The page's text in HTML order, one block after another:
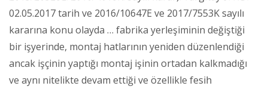
02.05.2017 tarih ve 2016/10647E ve 2017/7553K sayılı
kararına konu olayda … fabrika yerleşiminin değiştiği
bir işyerinde, montaj hatlarının yeniden düzenlendiği
ancak işçinin yaptığı montaj işinin ortadan kalkmadığı
ve aynı nitelikte devam ettiği ve özellikle fesih